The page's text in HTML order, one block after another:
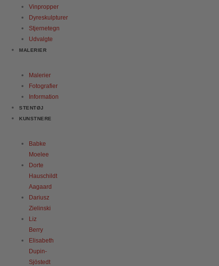
Vinpropper
Dyreskulpturer
Stjernetegn
Udvalgte
MALERIER
Malerier
Fotografier
Information
STENTØJ
KUNSTNERE
Babke
Moelee
Dorte
Hauschildt
Aagaard
Dariusz
Zielinski
Liz
Berry
Elisabeth
Dupin-
Sjöstedt